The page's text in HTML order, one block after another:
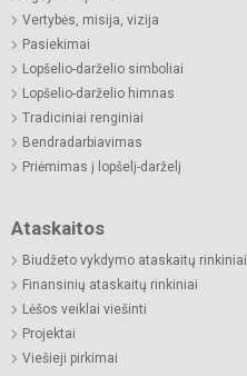
Vertybės, misija, vizija
Pasiekimai
Lopšelio-darželio simboliai
Lopšelio-darželio himnas
Tradiciniai renginiai
Bendradarbiavimas
Priėmimas į lopšelį-darželį
Ataskaitos
Biudžeto vykdymo ataskaitų rinkiniai
Finansinių ataskaitų rinkiniai
Lėšos veiklai viešinti
Projektai
Viešieji pirkimai